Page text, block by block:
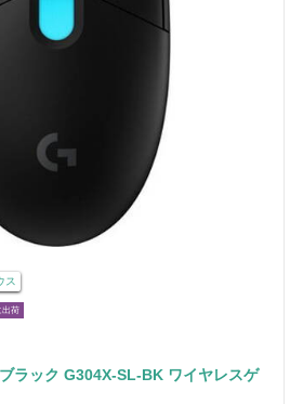
ス
出荷
ラック G304X-SL-BK ワイヤレスゲ